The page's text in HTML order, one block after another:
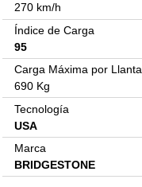
270 km/h
Índice de Carga
95
Carga Máxima por Llanta
690 Kg
Tecnología
USA
Marca
BRIDGESTONE